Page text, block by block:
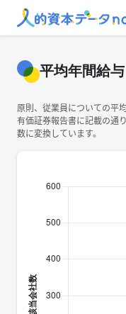
平均年間給与
原則、従業員についての平
有価証券報告書に記載の通
数に変換しています。